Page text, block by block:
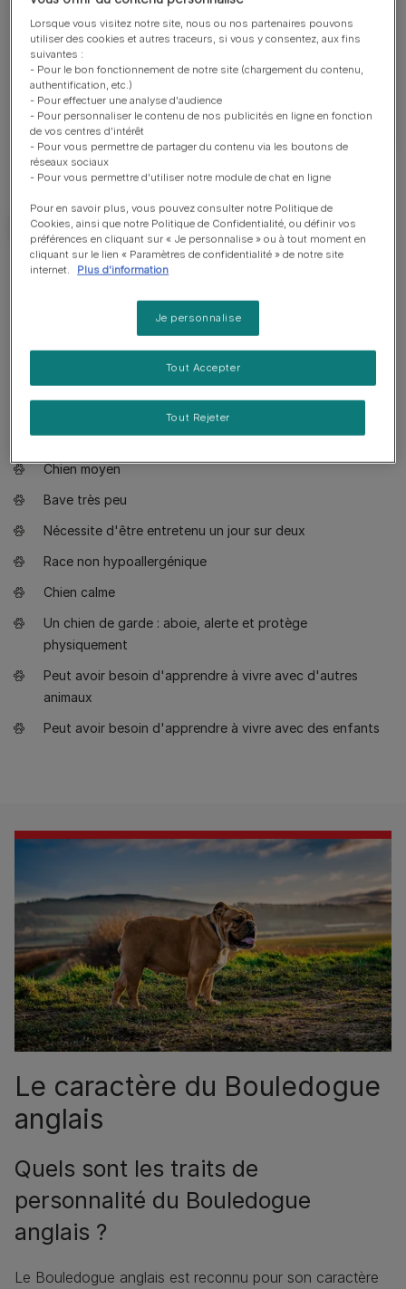
nuances de rouge, fauve ou blanche avec l’une
des couleurs précédentes. Adulte, le bouledogue
mesure au garrot entre 31 et 36 cm et pèse entre
Bon à savoir
Chien adapté à un propriétaire ayant beaucoup
d'expérience
Apprécie de marcher une demi-heure par jour
Chien moyen
Bave très peu
Nécessite d'être entretenu un jour sur deux
Race non hypoallergénique
Chien calme
Un chien de garde : aboie, alerte et protège
physiquement
Peut avoir besoin d'apprendre à vivre avec d'autres
animaux
Peut avoir besoin d'apprendre à vivre avec des enfants
Le caractère du Bouledogue
anglais
Quels sont les traits de
personnalité du Bouledogue
anglais ?
Le Bouledogue anglais est reconnu pour son caractère
Lorsque vous visitez notre site, nous ou nos partenaires pouvons
utiliser des cookies et autres traceurs, si vous y consentez, aux fins
suivantes :
- Pour le bon fonctionnement de notre site (chargement du contenu,
authentification, etc.)
- Pour effectuer une analyse d'audience
- Pour personnaliser le contenu de nos publicités en ligne en fonction
de vos centres d'intérêt
- Pour vous permettre de partager du contenu via les boutons de
réseaux sociaux
- Pour vous permettre d'utiliser notre module de chat en ligne
Pour en savoir plus, vous pouvez consulter notre Politique de
Cookies, ainsi que notre Politique de Confidentialité, ou définir vos
préférences en cliquant sur « Je personnalise » ou à tout moment en
cliquant sur le lien « Paramètres de confidentialité » de notre site
internet.
Plus d'information
Je personnalise
Tout Rejeter
Tout Accepter